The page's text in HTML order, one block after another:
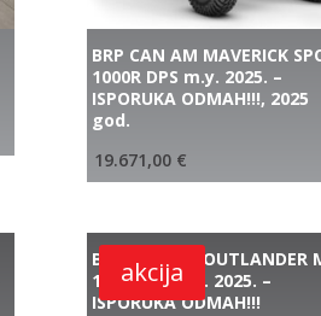
BRP CAN AM MAVERICK
1000R DPS m.y. 2025. –
ISPORUKA ODMAH!!!, 2025
god.
19.671,00 €
akcija
BRP CAN AM OUTLANDER
1000 DPS m.y. 2025. –
ISPORUKA ODMAH!!!